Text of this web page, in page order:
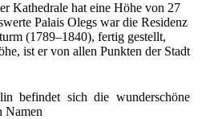
Kathedrale hat eine Höhe von 27
Palais Olegs war die Residenz
(1789–1840), fertig gestellt,
ist er von allen Punkten der Stadt
befindet sich die wunderschöne
Namen